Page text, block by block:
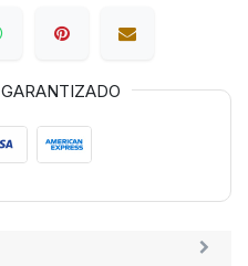
GARANTIZADO